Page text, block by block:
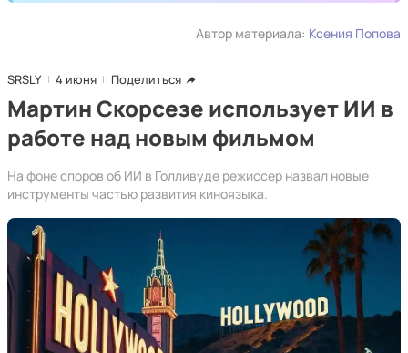
Автор материала: Ксения Попова
SRSLY 4 июня Поделиться
Мартин Скорсезе использует ИИ в
работе над новым фильмом
На фоне споров об ИИ в Голливуде режиссер назвал новые
инструменты частью развития киноязыка.